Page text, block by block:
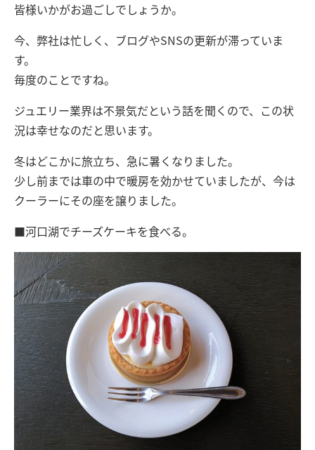
皆様いかがお過ごしでしょうか。
今、弊社は忙しく、ブログやSNSの更新が滞っていま
す。
毎度のことですね。
ジュエリー業界は不景気だという話を聞くので、この状
況は幸せなのだと思います。
冬はどこかに旅立ち、急に暑くなりました。
少し前までは車の中で暖房を効かせていましたが、今は
クーラーにその座を譲りました。
■河口湖でチーズケーキを食べる。